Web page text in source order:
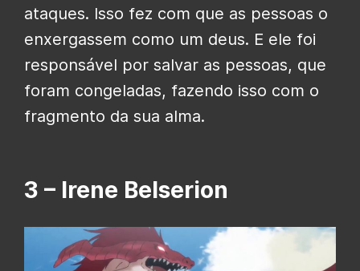
ataques. Isso fez com que as pessoas o
enxergassem como um deus. E ele foi
responsável por salvar as pessoas, que
foram congeladas, fazendo isso com o
fragmento da sua alma.
3 – Irene Belserion